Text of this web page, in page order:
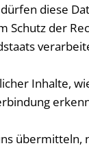
diese
der
Inhalte,